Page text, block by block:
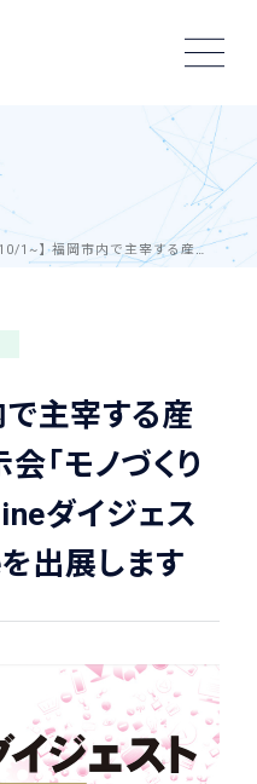
】福岡市内で主宰する産業見本市Web展示会「モノづくりフェア2020 Onlineダイジェスト」にVisionPoseを出展します
で主宰する産
「モノづくり
ダイジェス
出展します